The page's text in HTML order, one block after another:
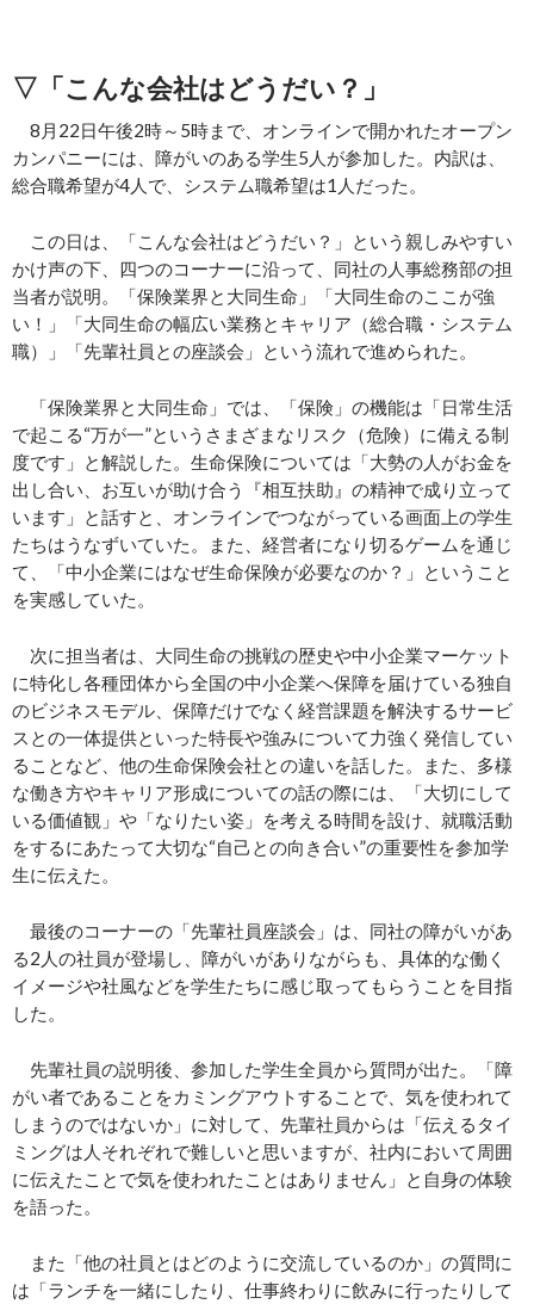
▽「こんな会社はどうだい？」
8月22日午後2時～5時まで、オンラインで開かれたオープン
カンパニーには、障がいのある学生5人が参加した。内訳は、
総合職希望が4人で、システム職希望は1人だった。
この日は、「こんな会社はどうだい？」という親しみやすい
かけ声の下、四つのコーナーに沿って、同社の人事総務部の担
当者が説明。「保険業界と大同生命」「大同生命のここが強
い！」「大同生命の幅広い業務とキャリア（総合職・システム
職）」「先輩社員との座談会」という流れで進められた。
「保険業界と大同生命」では、「保険」の機能は「日常生活
で起こる“万が一”というさまざまなリスク（危険）に備える制
度です」と解説した。生命保険については「大勢の人がお金を
出し合い、お互いが助け合う『相互扶助』の精神で成り立って
います」と話すと、オンラインでつながっている画面上の学生
たちはうなずいていた。また、経営者になり切るゲームを通じ
て、「中小企業にはなぜ生命保険が必要なのか？」ということ
を実感していた。
次に担当者は、大同生命の挑戦の歴史や中小企業マーケット
に特化し各種団体から全国の中小企業へ保障を届けている独自
のビジネスモデル、保障だけでなく経営課題を解決するサービ
スとの一体提供といった特長や強みについて力強く発信してい
ることなど、他の生命保険会社との違いを話した。また、多様
な働き方やキャリア形成についての話の際には、「大切にして
いる価値観」や「なりたい姿」を考える時間を設け、就職活動
をするにあたって大切な“自己との向き合い”の重要性を参加学
生に伝えた。
最後のコーナーの「先輩社員座談会」は、同社の障がいがあ
る2人の社員が登場し、障がいがありながらも、具体的な働く
イメージや社風などを学生たちに感じ取ってもらうことを目指
した。
先輩社員の説明後、参加した学生全員から質問が出た。「障
がい者であることをカミングアウトすることで、気を使われて
しまうのではないか」に対して、先輩社員からは「伝えるタイ
ミングは人それぞれで難しいと思いますが、社内において周囲
に伝えたことで気を使われたことはありません」と自身の体験
を語った。
また「他の社員とはどのように交流しているのか」の質問に
は「ランチを一緒にしたり、仕事終わりに飲みに行ったりして